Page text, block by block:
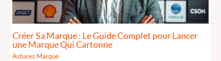
Créer Sa Marque : Le Guide Complet pour Lancer
une Marque Qui Cartonne
Astuces Marque